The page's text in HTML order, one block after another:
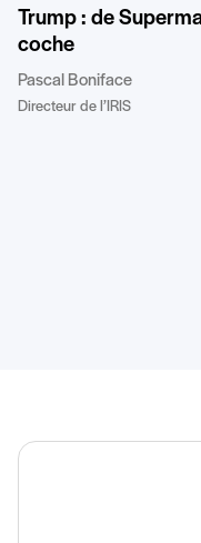
Trump : de
coche
Pascal Boniface
Directeur de l’IRIS